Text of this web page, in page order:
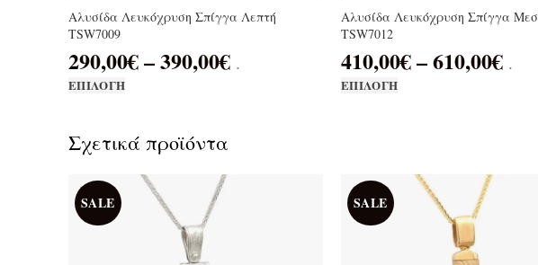
Αλυσίδα Λευκόχρυση Σπίγγα Λεπτή
TSW7009
290,00€–390,00€ .
ΕΠΙΛΟΓΉ
Αλυσίδα Λευκόχρυση Σπίγγα
TSW7012
410,00€–610,00€ .
ΕΠΙΛΟΓΉ
Σχετικά προϊόντα
SALE SALE